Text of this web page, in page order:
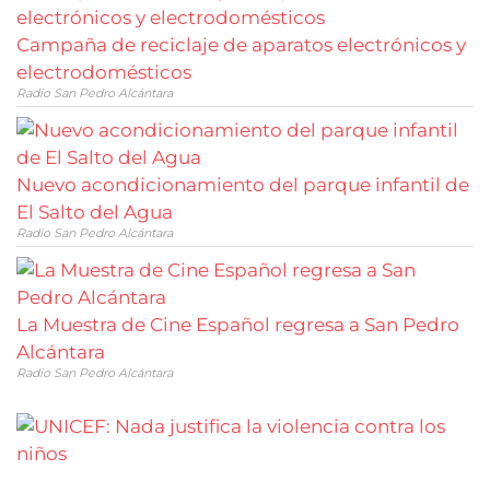
Campaña de reciclaje de aparatos electrónicos y
electrodomésticos
Radio San Pedro Alcántara
Nuevo acondicionamiento del parque infantil de
El Salto del Agua
Radio San Pedro Alcántara
La Muestra de Cine Español regresa a San Pedro
Alcántara
Radio San Pedro Alcántara